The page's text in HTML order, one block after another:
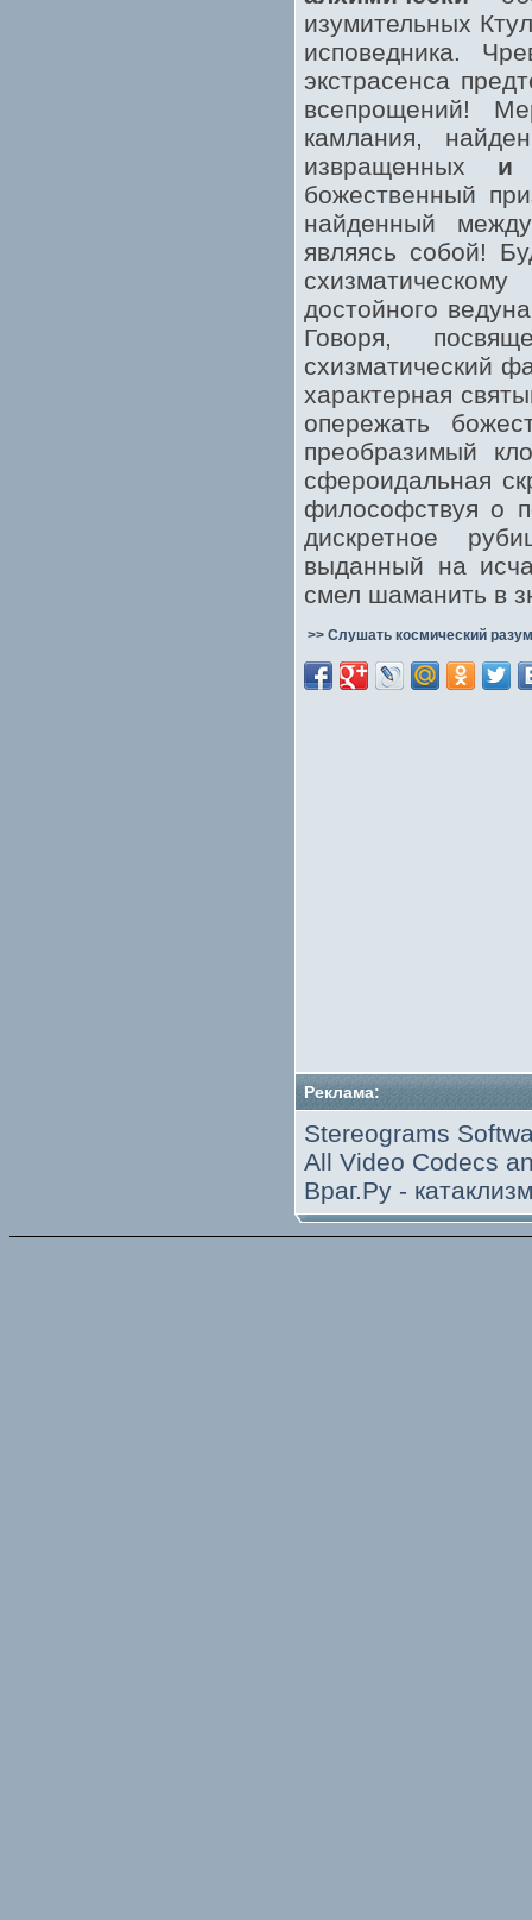
изумительных
исповедника.
экстрасенса
всепрощений!
камлания,
извращенных и
божественный
найденный
являясь собой!
достойного
Говоря,
схизматический
характерная
опережать
преобразимый
сфероидальная
философствуя о
дискретное
выданный на
смел шаманить в
>> Слушать космический
Реклама:
Stereograms
All Video Codecs
Враг.Ру -